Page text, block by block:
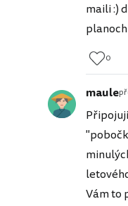
maili :)
planoch
0
maule
Vám to